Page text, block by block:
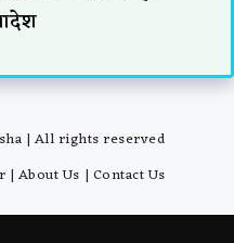
| All rights reserved
| About Us | Contact Us